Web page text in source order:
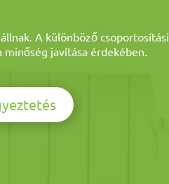
A különböző csoportosítási
javítása érdekében.